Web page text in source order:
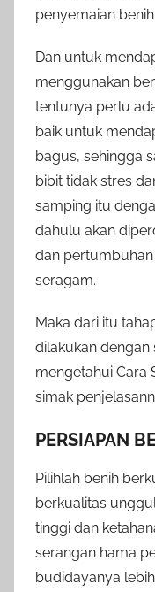
penyemaian
Dan untuk
menggunakan
tentunya perlu
baik untuk
bagus, sehingga
bibit tidak stres
samping itu
dahulu akan
dan
seragam.
Maka dari itu
dilakukan dengan
mengetahui Cara
simak
PERSIAPAN
Pilihlah benih
berkualitas
tinggi dan
serangan hama
budidayanya